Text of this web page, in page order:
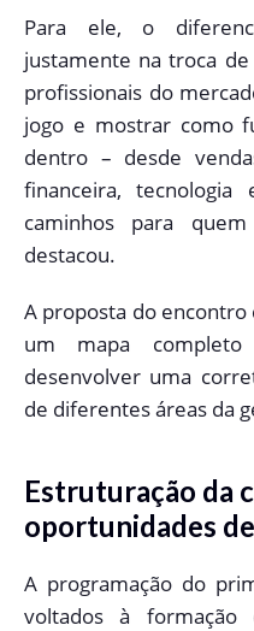
Para ele, o
justamente na troca
profissionais do
jogo e mostrar como
dentro – desde
financeira, tecnologia
caminhos para
destacou.
A proposta do
um mapa
desenvolver uma
de diferentes áreas da
Estruturação da
oportunidades
A programação do
voltados à formação